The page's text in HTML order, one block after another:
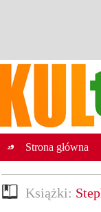
Strona główna
Książki: